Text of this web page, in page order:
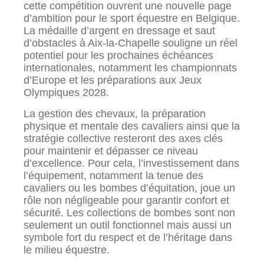
cette compétition ouvrent une nouvelle page
d’ambition pour le sport équestre en Belgique.
La médaille d’argent en dressage et saut
d’obstacles à Aix-la-Chapelle souligne un réel
potentiel pour les prochaines échéances
internationales, notamment les championnats
d’Europe et les préparations aux Jeux
Olympiques 2028.
La gestion des chevaux, la préparation
physique et mentale des cavaliers ainsi que la
stratégie collective resteront des axes clés
pour maintenir et dépasser ce niveau
d’excellence. Pour cela, l’investissement dans
l’équipement, notamment la tenue des
cavaliers ou les bombes d’équitation, joue un
rôle non négligeable pour garantir confort et
sécurité. Les collections de bombes sont non
seulement un outil fonctionnel mais aussi un
symbole fort du respect et de l’héritage dans
le milieu équestre.